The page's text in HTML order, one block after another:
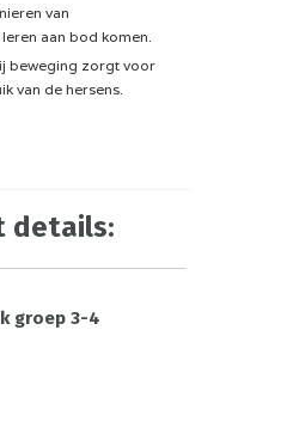
van
aan bod komen.
beweging zorgt voor
van de hersens.
details:
groep 3-4